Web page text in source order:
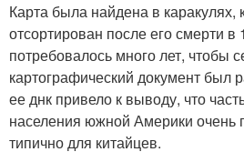
Карта была найдена в каракулях,
отсортирован после его смерти в
потребовалось много лет, чтобы
картографический документ был
ее днк привело к выводу, что
населения южной Америки очень
типично для китайцев.